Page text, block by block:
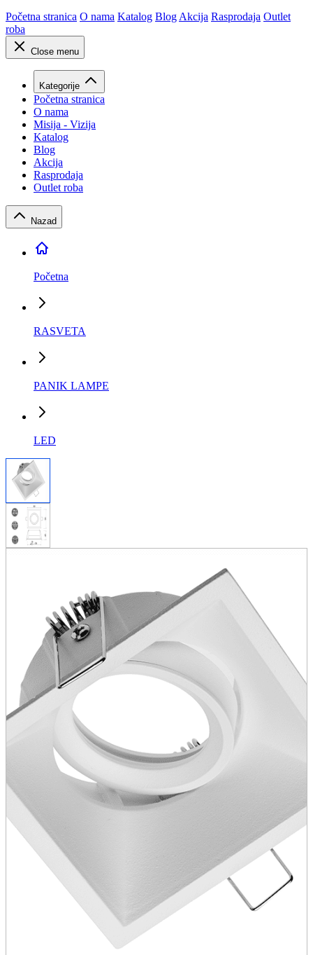
Početna stranica O nama Katalog Blog Akcija Rasprodaja Outlet
roba
Close menu
Kategorije
Početna stranica
O nama
Misija - Vizija
Katalog
Blog
Akcija
Rasprodaja
Outlet roba
Nazad
Početna
RASVETA
PANIK LAMPE
LED